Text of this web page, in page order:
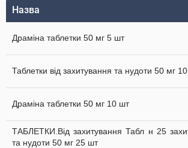
Назва
Драміна таблетки 50 мг 5 шт
Таблетки від захитування та нудоти 50 мг
Драміна таблетки 50 мг 10 шт
ТАБЛЕТКИ.Від захитування Табл н 25
та нудоти 50 мг 25 шт